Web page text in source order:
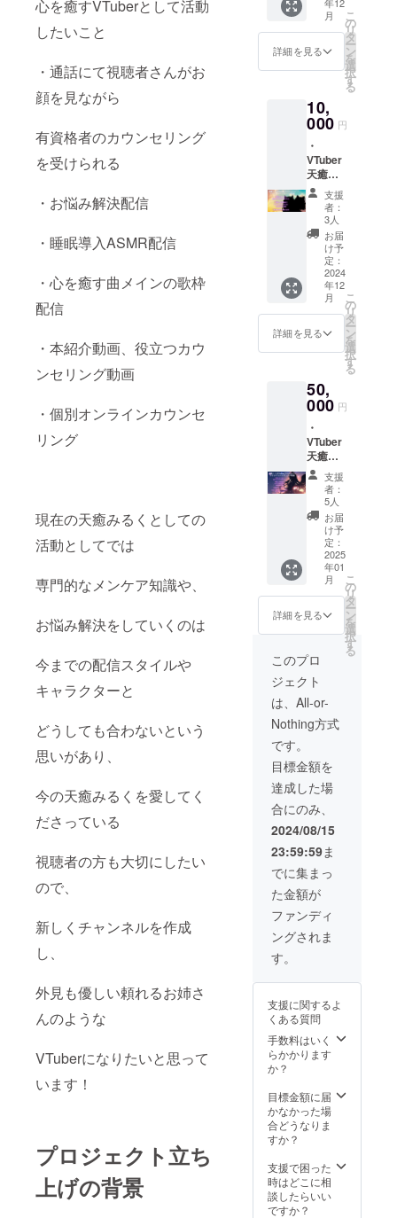
心を癒すVTuberとして活動
したいこと
・通話にて視聴者さんがお
顔を見ながら
有資格者のカウンセリング
を受けられる
・お悩み解決配信
・睡眠導入ASMR配信
・心を癒す曲メインの歌枠
配信
・本紹介動画、役立つカウ
ンセリング動画
・個別オンラインカウンセ
リング
現在の天癒みるくとしての
活動としてでは
専門的なメンケア知識や、
お悩み解決をしていくのは
今までの配信スタイルや
キャラクターと
どうしても合わないという
思いがあり、
今の天癒みるくを愛してく
ださっている
視聴者の方も大切にしたい
ので、
新しくチャンネルを作成
し、
外見も優しい頼れるお姉さ
んのような
VTuberになりたいと思って
います！
プロジェクト立ち
上げの背景
(今の
所、ア
クリル
スタン
ドを予
定して
・天癒
ここな
デ
ビュー
初配信
のエン
ディン
グクレ
ジット
にて支
援者様
のお名
前を流
します
(流され
たくな
い場合
ば可能
です) 配
信内で
流れま
す！ 掲
載方
法：配
信のエ
ンド
ロール
として
お名前
が流れ
ます(文
字) 掲載
期間：
アカウ
る限り
イブに
て掲載
に、流
を備考
欄に記
載をお
願いし
ます！
月
詳細を見る
こ
の
リ
タ
ー
ン
を
選
択
す
る
10,
000 円
️・
VTuber
天癒み
るく・
天癒こ
こなの2
ショッ
ト限定
グッズ
の配布
(今の
所、ア
クリル
スタン
ドを予
定して
・天癒
ここな
デ
ビュー
初配信
のエン
ディン
グクレ
ジット
にて支
援者様
のお名
前を流
します
(流され
たくな
い場合
だけれ
ば可能
です) 配
信内で
流れま
す！ 掲
信のエ
ンド
ロール
として
お名前
が流れ
ます(文
字) 掲載
期間：
アカウ
ントが
存続す
る限り
て掲載
に、流
したい
お名前
を備考
願いし
ます！
・直筆
り致し
ます。
(宛名と
して書
支援
者：
3人
お届
け予
定：
2024
年12
月
詳細を見る
こ
の
リ
タ
ー
ン
を
選
択
す
る
50,
000 円
️・
VTuber
天癒み
るく・
天癒こ
こなの2
ショッ
ト限定
グッズ
の配布
(今の
所、ア
クリル
スタン
ドを予
定して
います)
・天癒
ここな
デ
ビュー
初配信
グクレ
ジット
にて支
援者様
のお名
前を流
します
(流され
たくな
い場合
は教え
ていた
だけれ
信内で
す！ 掲
載方
法：配
信のエ
ンド
として
お名前
が流れ
ます(文
期間：
アカウ
ントが
存続す
支援
者：
5人
お届
け予
定：
2025
年01
月
詳細を見る
こ
の
リ
タ
ー
ン
を
選
択
す
る
このプロ
ジェクト
は、All-or-
Nothing方式
です。
目標金額を
達成した場
合にのみ、
2024/08/15
23:59:59ま
でに集まっ
た金額が
ファンディ
ングされま
す。
支援に関するよ
くある質問
手数料はいく
らかかります
か？
目標金額に届
かなかった場
合どうなりま
すか？
支援で困った
時はどこに相
談したらいい
ですか？